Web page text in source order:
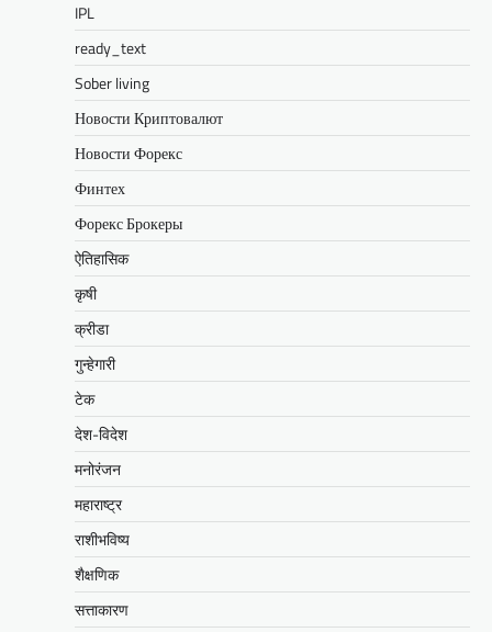
IPL
ready_text
Sober living
Новости Криптовалют
Новости Форекс
Финтех
Форекс Брокеры
ऐतिहासिक
कृषी
क्रीडा
गुन्हेगारी
टेक
देश-विदेश
मनोरंजन
महाराष्ट्र
राशीभविष्य
शैक्षणिक
सत्ताकारण